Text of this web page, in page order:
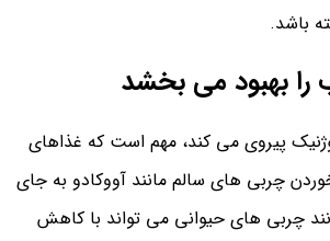
باشد.
پیروی می کند، مهم است که غذاهای
چربی های سالم مانند آووکادو به جای
چربی های حیوانی می تواند با کاهش